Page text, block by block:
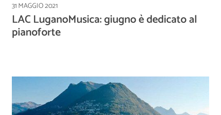
31 MAGGIO 2021
LAC LuganoMusica: giugno è dedicato al
pianoforte